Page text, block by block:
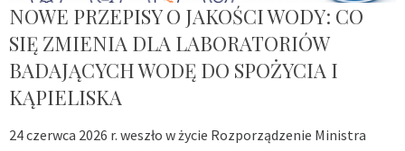
NOWE PRZEPISY O JAKOŚCI WODY: CO
SIĘ ZMIENIA DLA LABORATORIÓW
BADAJĄCYCH WODĘ DO SPOŻYCIA I
KĄPIELISKA
24 czerwca 2026 r. weszło w życie Rozporządzenie Ministra